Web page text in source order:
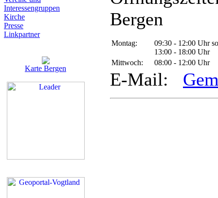
Interessen­gruppen
Kirche
Presse
Linkpartner
Karte Bergen
Bergen
Montag:
09:30 - 12:00 Uhr
13:00 - 18:00 Uhr
Mittwoch:
08:00 - 12:00 Uhr
E-Mail: